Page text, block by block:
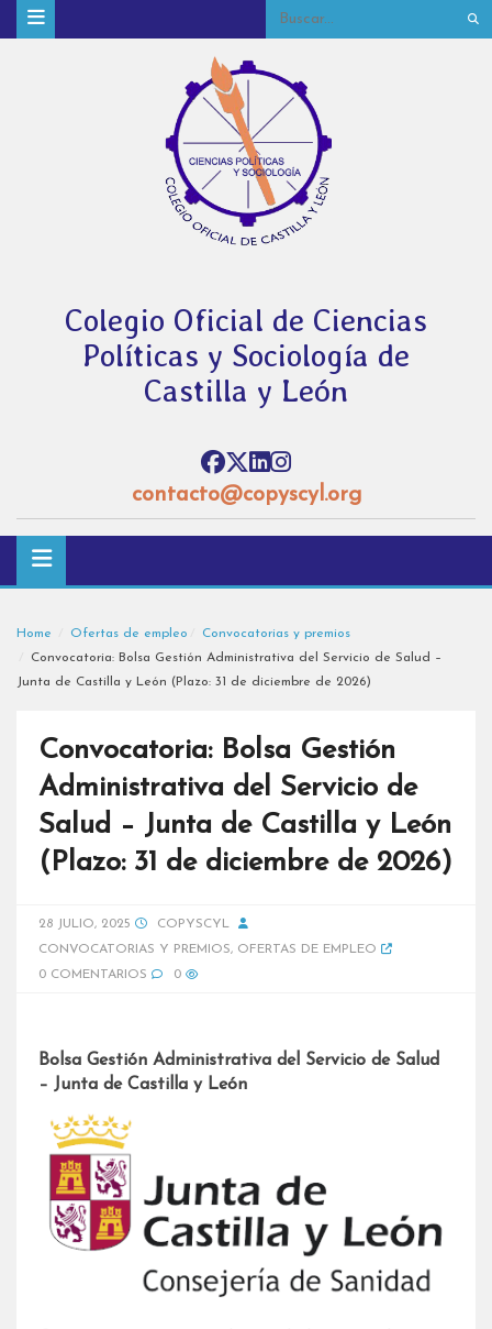
Colegio Oficial de Ciencias
Políticas y Sociología de
Castilla y León
contacto@copyscyl.org
Home Ofertas de empleo
Convocatorias y premios
Convocatoria: Bolsa Gestión Administrativa del Servicio de Salud –
Junta de Castilla y León (Plazo: 31 de diciembre de 2026)
Convocatoria: Bolsa Gestión
Administrativa del Servicio de
Salud – Junta de Castilla y León
(Plazo: 31 de diciembre de 2026)
28 JULIO, 2025
COPYSCYL
CONVOCATORIAS Y PREMIOS, OFERTAS DE EMPLEO
0 COMENTARIOS
0
Bolsa Gestión Administrativa del Servicio de Salud
– Junta de Castilla y León